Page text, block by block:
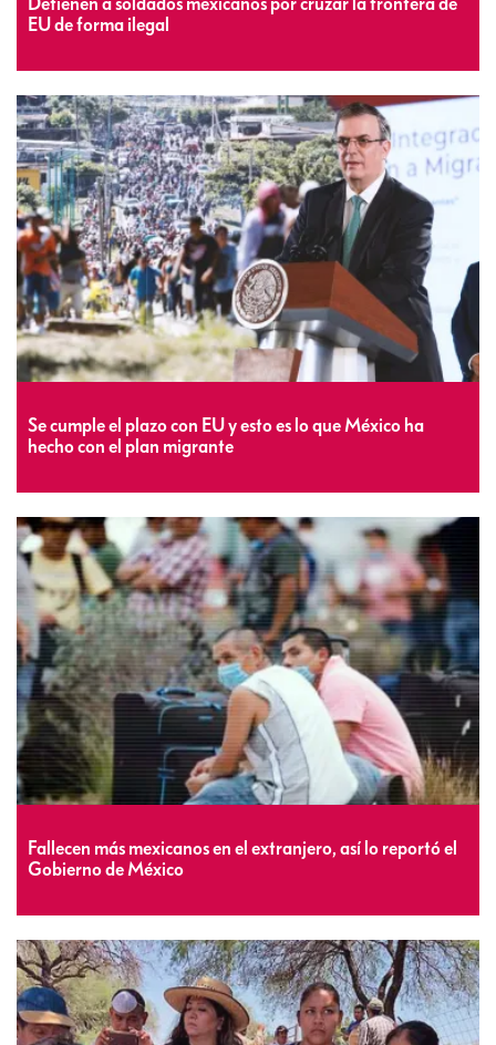
EU de forma ilegal
Se cumple el plazo con EU y esto es lo que México ha
hecho con el plan migrante
Fallecen más mexicanos en el extranjero, así lo reportó el
Gobierno de México